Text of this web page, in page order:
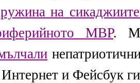
на
МВР.
и Фейсбук